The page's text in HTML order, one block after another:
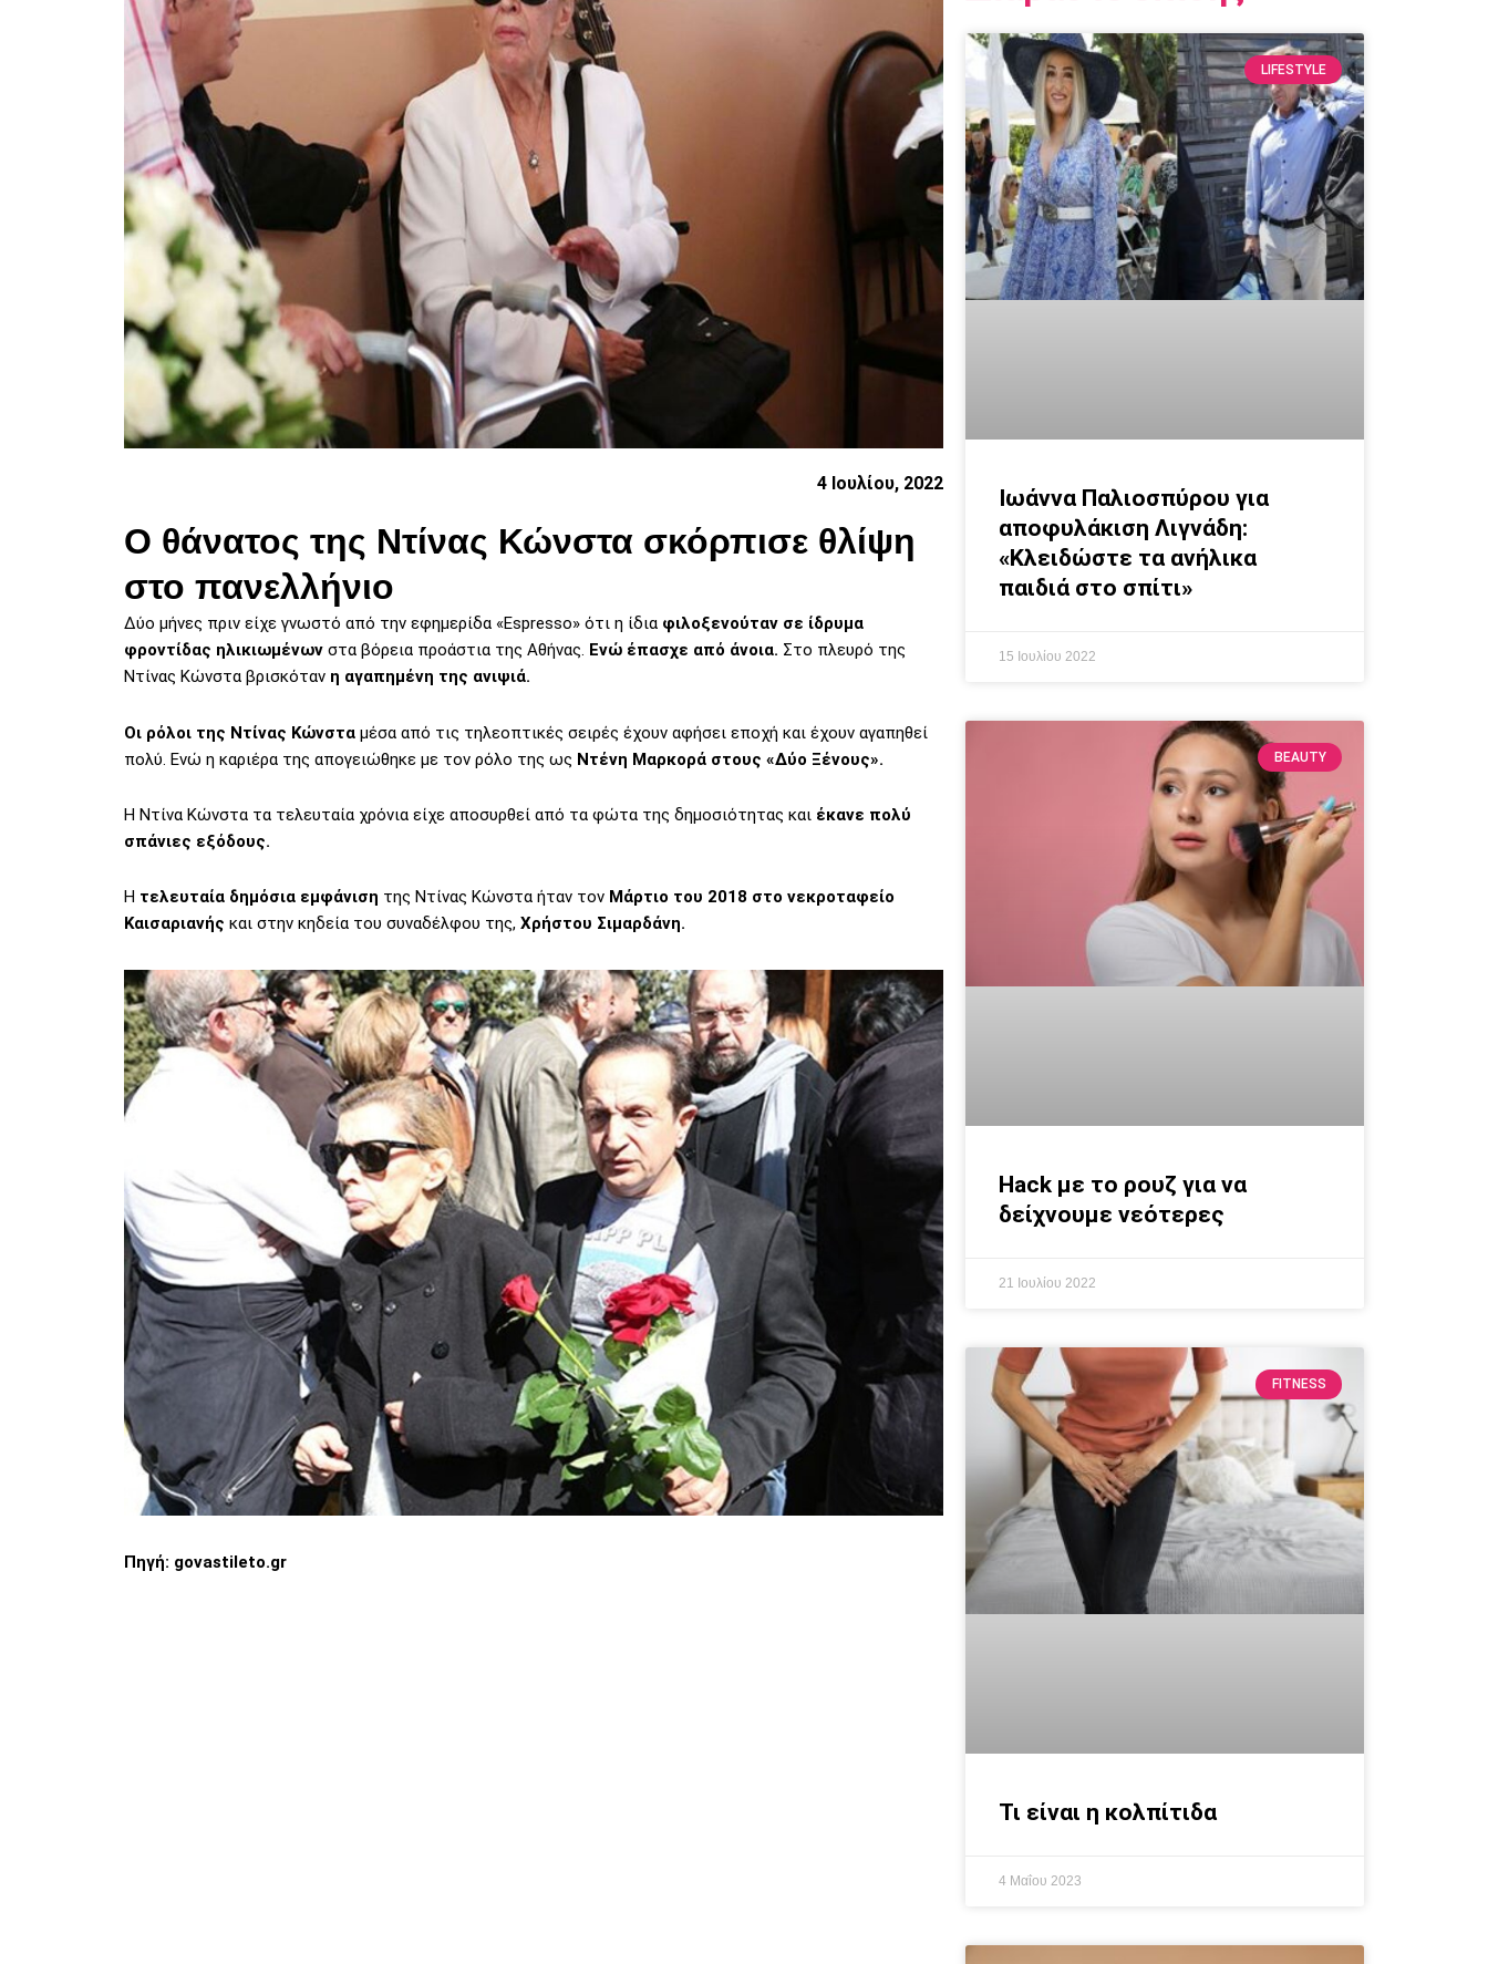
4 Ιουλίου, 2022
Ο θάνατος της Ντίνας Κώνστα σκόρπισε θλίψη
στο πανελλήνιο
Δύο μήνες πριν είχε γνωστό από την εφημερίδα «Espresso» ότι η ίδια φιλοξενούταν σε ίδρυμα
φροντίδας ηλικιωμένων στα βόρεια προάστια της Αθήνας. Ενώ έπασχε από άνοια. Στο πλευρό της
Ντίνας Κώνστα βρισκόταν η αγαπημένη της ανιψιά.
Οι ρόλοι της Ντίνας Κώνστα μέσα από τις τηλεοπτικές σειρές έχουν αφήσει εποχή και έχουν αγαπηθεί
πολύ. Ενώ η καριέρα της απογειώθηκε με τον ρόλο της ως Ντένη Μαρκορά στους «Δύο Ξένους».
Η Ντίνα Κώνστα τα τελευταία χρόνια είχε αποσυρθεί από τα φώτα της δημοσιότητας και έκανε πολύ
σπάνιες εξόδους.
Η τελευταία δημόσια εμφάνιση της Ντίνας Κώνστα ήταν τον Μάρτιο του 2018 στο νεκροταφείο
Καισαριανής και στην κηδεία του συναδέλφου της, Χρήστου Σιμαρδάνη.
Πηγή: govastileto.gr
LIFESTYLE
Ιωάννα Παλιοσπύρου για
αποφυλάκιση Λιγνάδη:
«Κλειδώστε τα ανήλικα
παιδιά στο σπίτι»
15 Ιουλίου 2022
BEAUTY
Hack με το ρουζ για να
δείχνουμε νεότερες
21 Ιουλίου 2022
FITNESS
Τι είναι η κολπίτιδα
4 Μαΐου 2023